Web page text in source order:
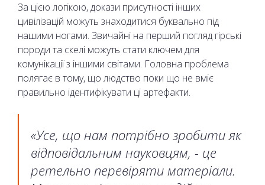
За цією логікою, докази присутності інших
цивілізацій можуть знаходитися буквально під
нашими ногами. Звичайні на перший погляд гірські
породи та скелі можуть стати ключем для
комунікації з іншими світами. Головна проблема
полягає в тому, що людство поки що не вміє
правильно ідентифікувати ці артефакти.
«Усе, що нам потрібно зробити як
відповідальним науковцям, - це
ретельно перевіряти матеріали.